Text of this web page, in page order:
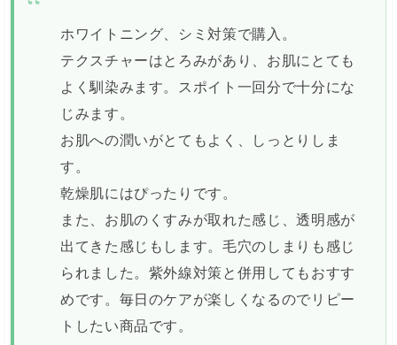
ホワイトニング、シミ対策で購入。
テクスチャーはとろみがあり、お肌にとても
よく馴染みます。スポイト一回分で十分にな
じみます。
お肌への潤いがとてもよく、しっとりしま
す。
乾燥肌にはぴったりです。
また、お肌のくすみが取れた感じ、透明感が
出てきた感じもします。毛穴のしまりも感じ
られました。紫外線対策と併用してもおすす
めです。毎日のケアが楽しくなるのでリピー
トしたい商品です。